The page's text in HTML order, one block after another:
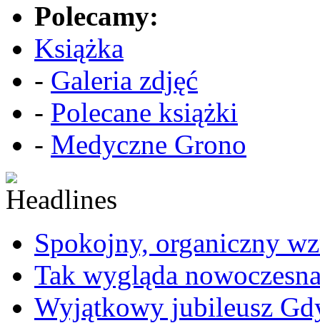
Polecamy:
Książka
- Galeria zdjęć
- Polecane książki
- Medyczne Grono
Spokojny, organiczny
Tak wygląda
Wyjątkowy jubileusz